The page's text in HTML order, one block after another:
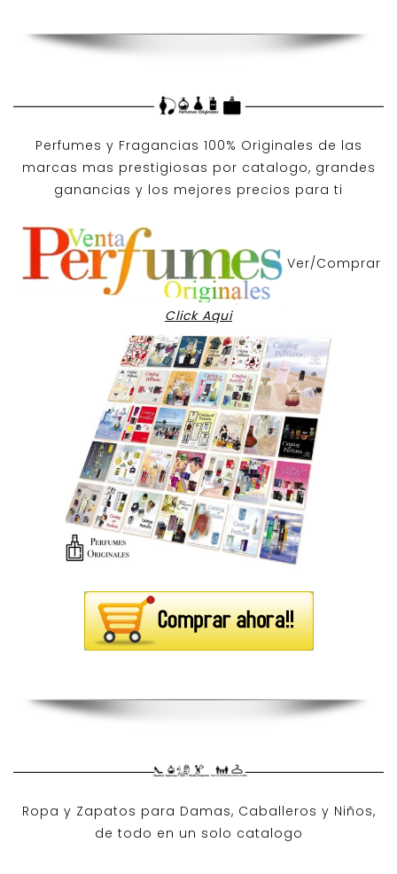
Perfumes y Fragancias 100% Originales de las
marcas mas prestigiosas por catalogo, grandes
ganancias y los mejores precios para ti
Ver/Comprar
Click Aqui
Ropa y Zapatos para Damas, Caballeros y Niños,
de todo en un solo catalogo